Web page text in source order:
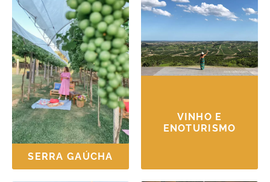
SERRA GAÚCHA
VINHO E
ENOTURISMO